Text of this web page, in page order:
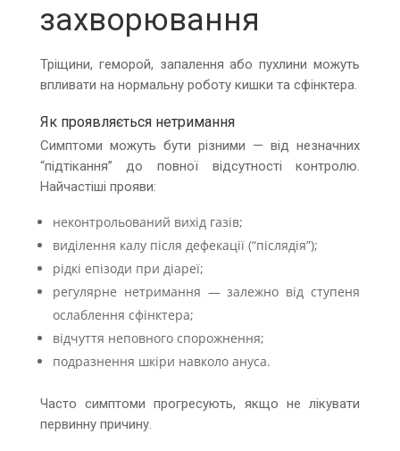
захворювання
Тріщини, геморой, запалення або пухлини можуть
впливати на нормальну роботу кишки та сфінктера.
Як проявляється нетримання
Симптоми можуть бути різними — від незначних
“підтікання” до повної відсутності контролю.
Найчастіші прояви:
неконтрольований вихід газів;
виділення калу після дефекації (“післядія”);
рідкі епізоди при діареї;
регулярне нетримання — залежно від ступеня
ослаблення сфінктера;
відчуття неповного спорожнення;
подразнення шкіри навколо ануса.
Часто симптоми прогресують, якщо не лікувати
первинну причину.